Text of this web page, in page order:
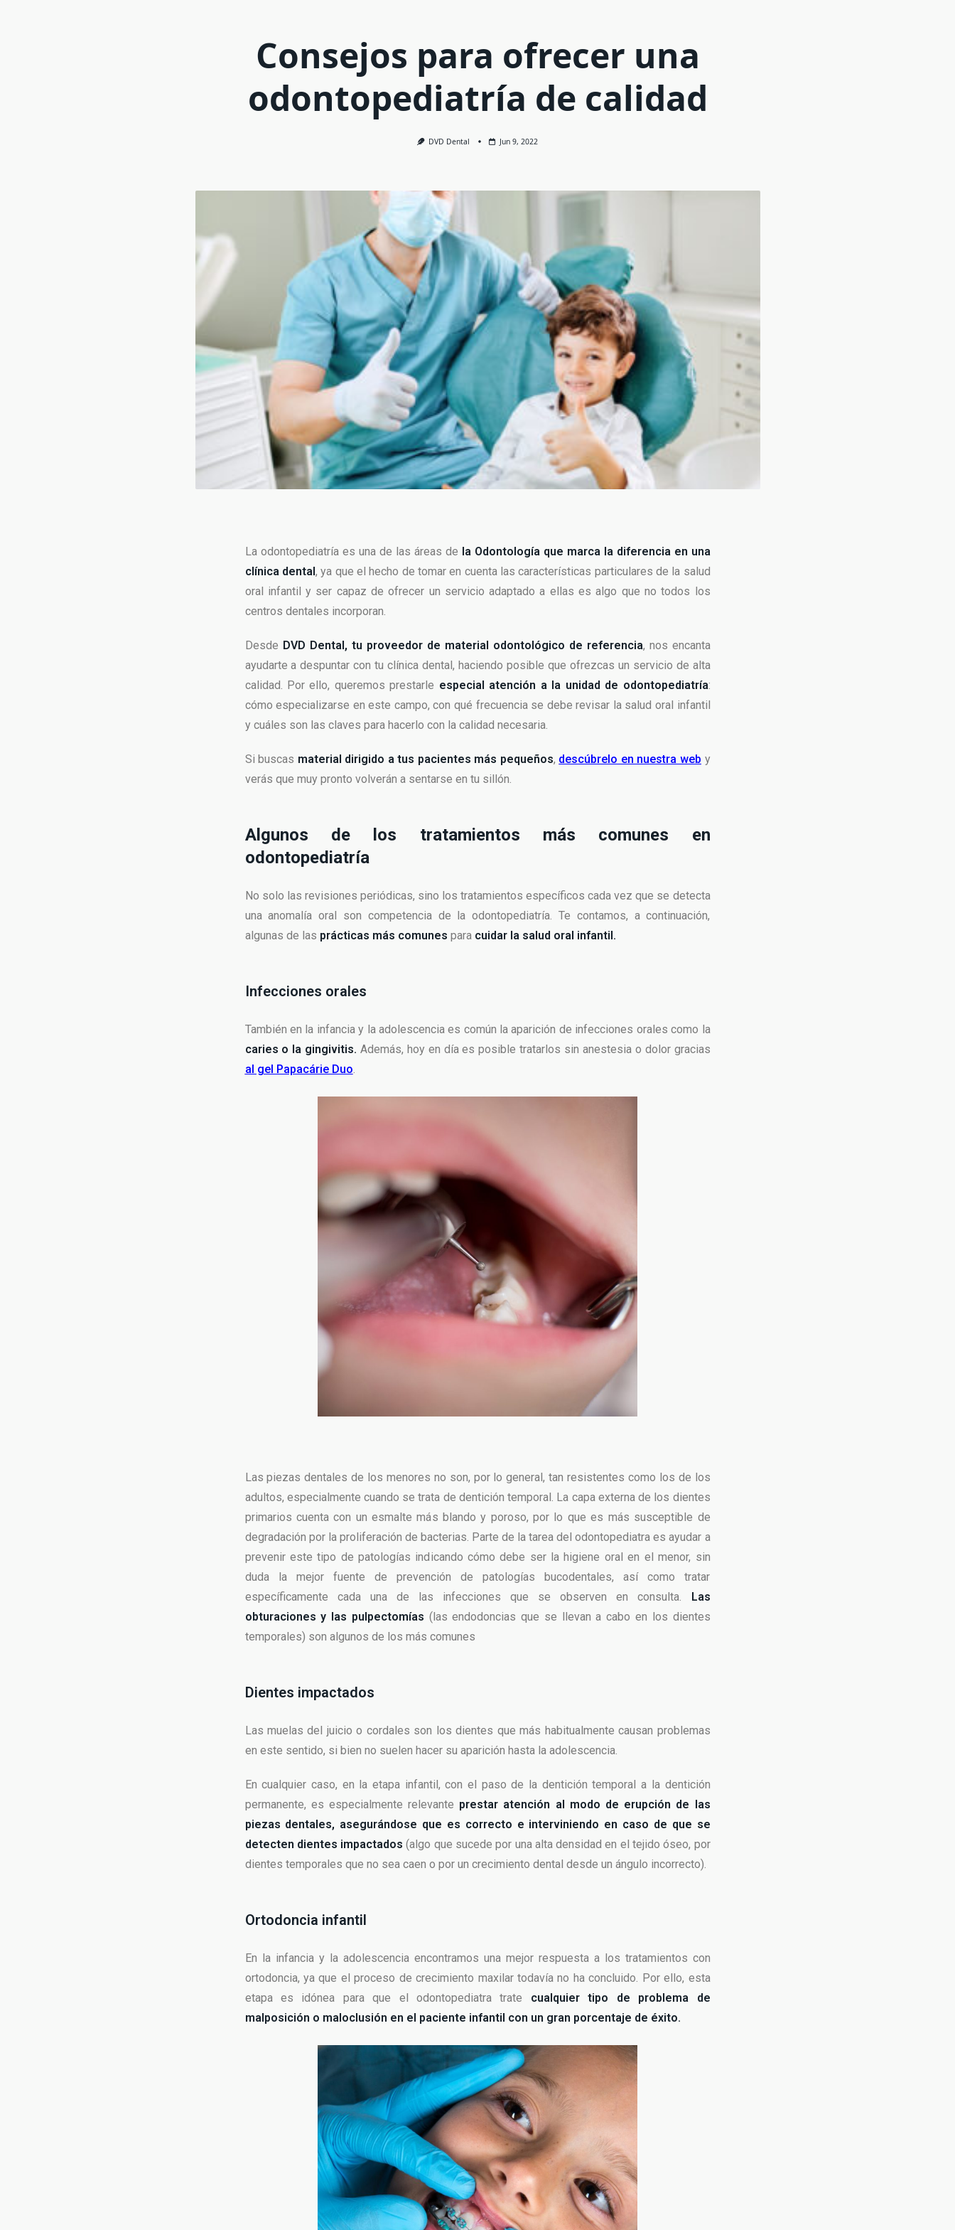
Consejos para ofrecer una
odontopediatría de calidad
DVD Dental Jun 9, 2022
La odontopediatría es una de las áreas de la Odontología que marca la diferencia en una
clínica dental , ya que el hecho de tomar en cuenta las características particulares de la salud
oral infantil y ser capaz de ofrecer un servicio adaptado a ellas es algo que no todos los
centros dentales incorporan.
Desde DVD Dental, tu proveedor de material odontológico de referencia, nos encanta
ayudarte a despuntar con tu clínica dental, haciendo posible que ofrezcas un servicio de alta
calidad. Por ello, queremos prestarle especial atención a la unidad de odontopediatría:
cómo especializarse en este campo, con qué frecuencia se debe revisar la salud oral infantil
y cuáles son las claves para hacerlo con la calidad necesaria.
Si buscas material dirigido a tus pacientes más pequeños, descúbrelo en nuestra web y
verás que muy pronto volverán a sentarse en tu sillón.
Algunos de los tratamientos más comunes en
odontopediatría
No solo las revisiones periódicas, sino los tratamientos específicos cada vez que se detecta
una anomalía oral son competencia de la odontopediatría. Te contamos, a continuación,
algunas de las prácticas más comunes para cuidar la salud oral infantil.
Infecciones orales
También en la infancia y la adolescencia es común la aparición de infecciones orales como la
caries o la gingivitis. Además, hoy en día es posible tratarlos sin anestesia o dolor gracias
al gel Papacárie Duo.
Las piezas dentales de los menores no son, por lo general, tan resistentes como los de los
adultos, especialmente cuando se trata de dentición temporal. La capa externa de los dientes
primarios cuenta con un esmalte más blando y poroso, por lo que es más susceptible de
degradación por la proliferación de bacterias. Parte de la tarea del odontopediatra es ayudar a
prevenir este tipo de patologías indicando cómo debe ser la higiene oral en el menor, sin
duda la mejor fuente de prevención de patologías bucodentales, así como tratar
específicamente cada una de las infecciones que se observen en consulta.
Las
obturaciones y las pulpectomías (las endodoncias que se llevan a cabo en los dientes
temporales) son algunos de los más comunes
Dientes impactados
Las muelas del juicio o cordales son los dientes que más habitualmente causan problemas
en este sentido, si bien no suelen hacer su aparición hasta la adolescencia.
En cualquier caso, en la etapa infantil, con el paso de la dentición temporal a la dentición
permanente, es especialmente relevante prestar atención al modo de erupción de las
piezas dentales, asegurándose que es correcto e interviniendo en caso de que se
detecten dientes impactados (algo que sucede por una alta densidad en el tejido óseo, por
dientes temporales que no sea caen o por un crecimiento dental desde un ángulo incorrecto).
Ortodoncia infantil
En la infancia y la adolescencia encontramos una mejor respuesta a los tratamientos con
ortodoncia, ya que el proceso de crecimiento maxilar todavía no ha concluido. Por ello, esta
etapa es idónea para que el odontopediatra trate cualquier tipo de problema de
malposición o maloclusión en el paciente infantil con un gran porcentaje de éxito.